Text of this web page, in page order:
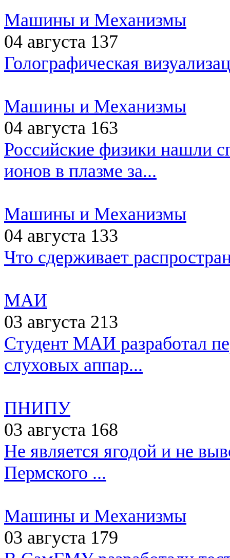
Машины и Механизмы
04 августа 137
Голографическая
Машины и Механизмы
04 августа 163
Российские физики нашли
ионов в плазме за...
Машины и Механизмы
04 августа 133
Что сдерживает
МАИ
03 августа 213
Студент МАИ разработал
слуховых аппар...
ПНИПУ
03 августа 168
Не является ягодой и не
Пермского ...
Машины и Механизмы
03 августа 179